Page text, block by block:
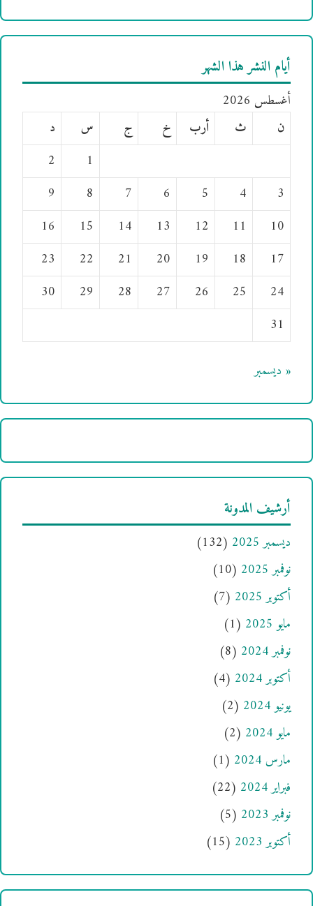
أيام النشر هذا الشهر
أغسطس 2026
ن
ث أرب خ ج س
د
1
2
3
4
5
6
7
8
9
10
11
12
13
14
15
16
17
18
19
20
21
22
23
24
25
26
27
28
29
30
31
« ديسمبر
أرشيف المدونة
ديسمبر 2025
(132)
نوفمبر 2025
(10)
أكتوبر 2025
(7)
مايو 2025
(1)
نوفمبر 2024
(8)
أكتوبر 2024
(4)
يونيو 2024
(2)
مايو 2024
(2)
مارس 2024
(1)
فبراير 2024
(22)
نوفمبر 2023
(5)
أكتوبر 2023
(15)